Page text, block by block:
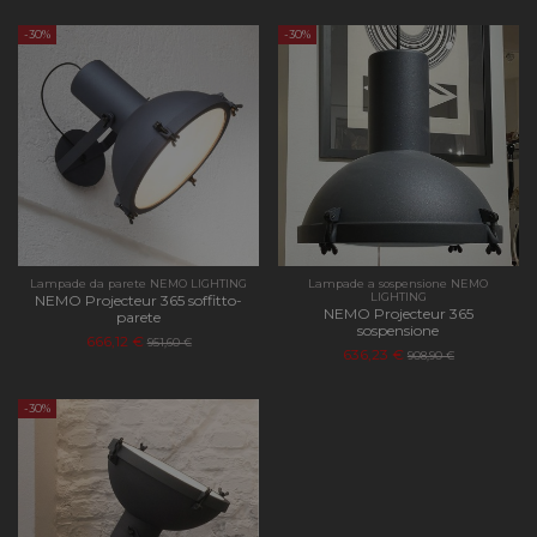
-30%
Lampade da parete NEMO LIGHTING
NEMO Projecteur 365 soffitto-
parete
666,12 € 951,60 €
-30%
Lampade a sospensione NEMO
LIGHTING
NEMO Projecteur 365
sospensione
636,23 € 908,90 €
-30%